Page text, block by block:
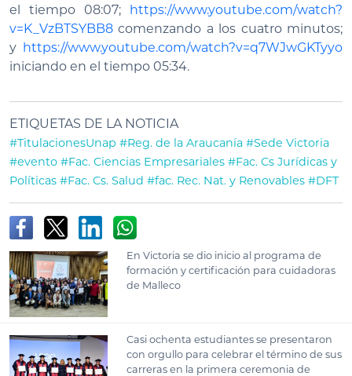
el tiempo 08:07; https://www.youtube.com/watch?
v=K_VzBTSYBB8 comenzando a los cuatro minutos;
y https://www.youtube.com/watch?v=q7WJwGKTyyo
iniciando en el tiempo 05:34.
ETIQUETAS DE LA NOTICIA
#TitulacionesUnap #Reg. de la Araucanía #Sede Victoria
#evento #Fac. Ciencias Empresariales #Fac. Cs Jurídicas y
Políticas #Fac. Cs. Salud #fac. Rec. Nat. y Renovables #DFT
En Victoria se dio inicio al programa de
formación y certificación para cuidadoras
de Malleco
Casi ochenta estudiantes se presentaron
con orgullo para celebrar el término de sus
carreras en la primera ceremonia de